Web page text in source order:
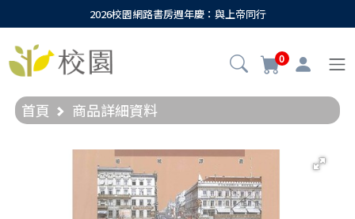
2026校園網路書房週年慶：與上帝同行
0
首頁 商品詳細資料